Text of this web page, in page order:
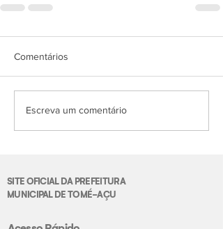
Comentários
Escreva um comentário
SITE OFICIAL DA PREFEITURA
MUNICIPAL DE TOMÉ-AÇU